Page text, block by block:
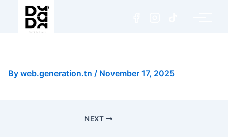
By web.generation.tn / November 17, 2025
NEXT